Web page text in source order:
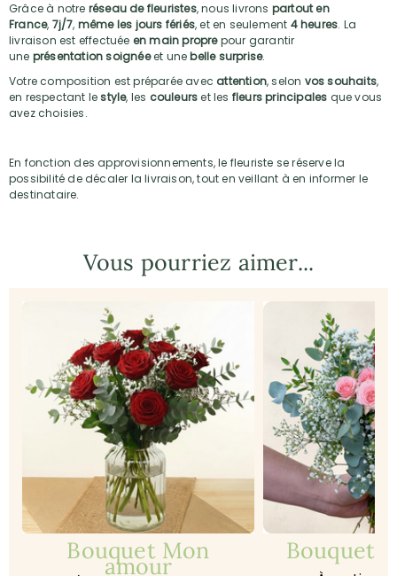
Grâce à notre réseau de fleuristes, nous livrons partout en
France, 7j/7, même les jours fériés, et en seulement 4 heures. La
livraison est effectuée en main proprepour garantir
une présentation soignéeet unebelle surprise.
Votre composition est préparée avec attention, selon vos souhaits,
en respectant lestyle, les couleurset les fleurs principales que vous
avez choisies.
En fonction des approvisionnements, le fleuriste se réserve la
possibilité de décaler la livraison, tout en veillant à en informer le
destinataire.
Vous pourriez aimer...
Bouquet Mon
amour
Bouquet